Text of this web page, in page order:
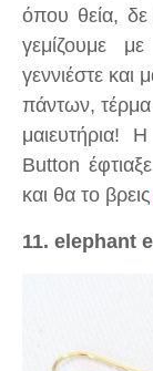
όπου θεία,
γεμίζουμε
γεννιέστε
πάντων,
Button
και θα το βρεις
11. elephant